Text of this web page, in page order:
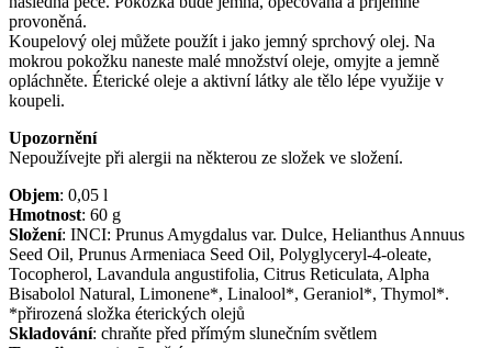
provoněná.
Koupelový olej můžete použít i jako jemný sprchový olej. Na
mokrou pokožku naneste malé množství oleje, omyjte a jemně
opláchněte. Éterické oleje a aktivní látky ale tělo lépe využije v
koupeli.
Upozornění
Nepoužívejte při alergii na některou ze složek ve složení.
Objem: 0,05 l
Hmotnost: 60 g
Složení: INCI: Prunus Amygdalus var. Dulce, Helianthus Annuus
Seed Oil, Prunus Armeniaca Seed Oil, Polyglyceryl-4-oleate,
Tocopherol, Lavandula angustifolia, Citrus Reticulata, Alpha
Bisabolol Natural, Limonene*, Linalool*, Geraniol*, Thymol*.
*přirozená složka éterických olejů
Skladování: chraňte před přímým slunečním světlem